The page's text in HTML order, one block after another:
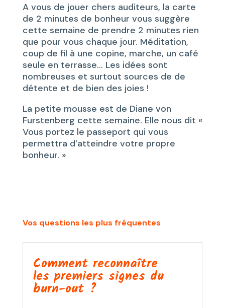
A vous de jouer chers auditeurs, la carte
de 2 minutes de bonheur vous suggère
cette semaine de prendre 2 minutes rien
que pour vous chaque jour. Méditation,
coup de fil à une copine, marche, un café
seule en terrasse… Les idées sont
nombreuses et surtout sources de de
détente et de bien des joies !
La petite mousse est de Diane von
Furstenberg cette semaine. Elle nous dit «
Vous portez le passeport qui vous
permettra d’atteindre votre propre
bonheur. »
Vos questions les plus fréquentes
Comment reconnaître
les premiers signes du
burn-out ?